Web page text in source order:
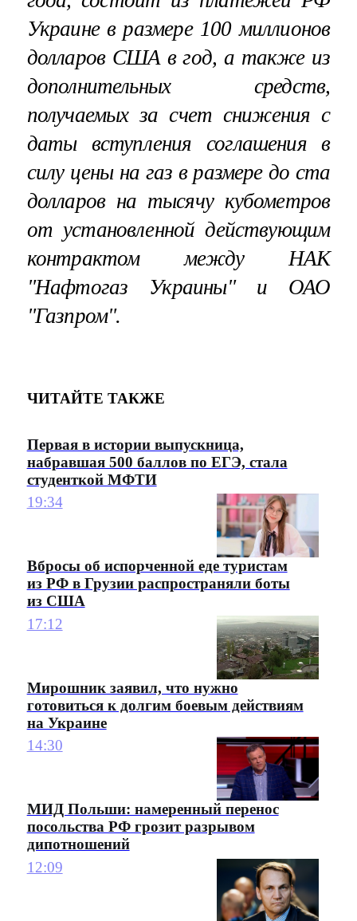
Украине в размере 100 миллионов
долларов США в год, а также из
дополнительных средств,
получаемых за счет снижения с
даты вступления соглашения в
силу цены на газ в размере до ста
долларов на тысячу кубометров
от установленной действующим
контрактом между НАК
"Нафтогаз Украины" и ОАО
"Газпром".
ЧИТАЙТЕ ТАКЖЕ
Первая в истории выпускница,
набравшая 500 баллов по ЕГЭ, стала
студенткой МФТИ
19:34
Вбросы об испорченной еде туристам
из РФ в Грузии распространяли боты
из США
17:12
Мирошник заявил, что нужно
готовиться к долгим боевым действиям
на Украине
14:30
МИД Польши: намеренный перенос
посольства РФ грозит разрывом
дипотношений
12:09